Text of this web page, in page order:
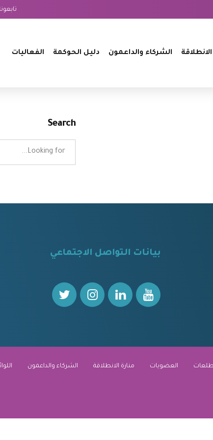
الشركاء والداعمون دليل الحوكمة الفعاليات
Search
بيانات التواصل الاجتماعي
العضويات منارة الانطلاقة الشركاء والداعمون